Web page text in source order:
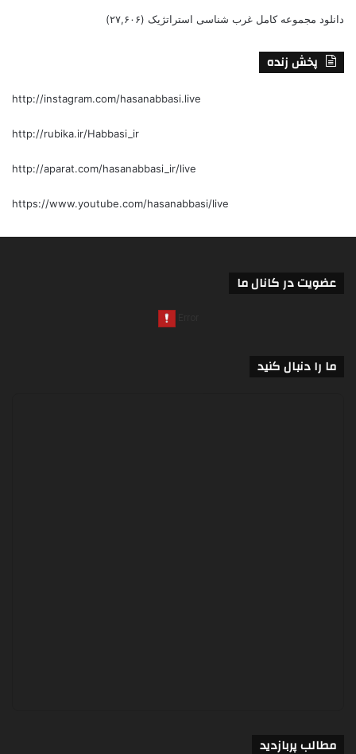
دانلود مجموعه کامل غرب شناسی استراتژیک (۲۷,۶۰۶)
پخش زنده
http://instagram.com/hasanabbasi.live
http://rubika.ir/Habbasi_ir
http://aparat.com/hasanabbasi_ir/live
https://www.youtube.com/hasanabbasi/live
عضویت در کانال ما
ما را دنبال کنید
مطالب پربازدید